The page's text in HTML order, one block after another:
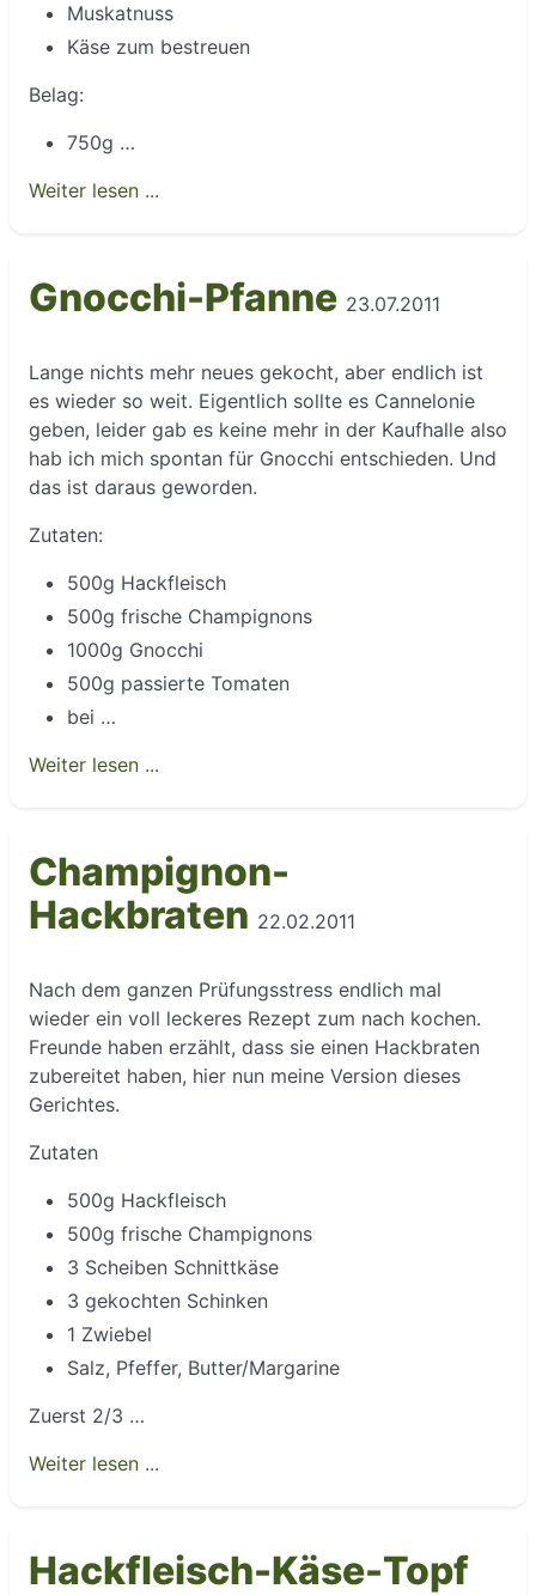
Muskatnuss
Käse zum bestreuen
Belag:
750g …
Weiter lesen ...
Gnocchi-Pfanne 23.07.2011
Lange nichts mehr neues gekocht, aber endlich ist
es wieder so weit. Eigentlich sollte es Cannelonie
geben, leider gab es keine mehr in der Kaufhalle also
hab ich mich spontan für Gnocchi entschieden. Und
das ist daraus geworden.
Zutaten:
500g Hackfleisch
500g frische Champignons
1000g Gnocchi
500g passierte Tomaten
bei …
Weiter lesen ...
Champignon-
Hackbraten 22.02.2011
Nach dem ganzen Prüfungsstress endlich mal
wieder ein voll leckeres Rezept zum nach kochen.
Freunde haben erzählt, dass sie einen Hackbraten
zubereitet haben, hier nun meine Version dieses
Gerichtes.
Zutaten
500g Hackfleisch
500g frische Champignons
3 Scheiben Schnittkäse
3 gekochten Schinken
1 Zwiebel
Salz, Pfeffer, Butter/Margarine
Zuerst 2/3 …
Weiter lesen ...
Hackfleisch-Käse-Topf